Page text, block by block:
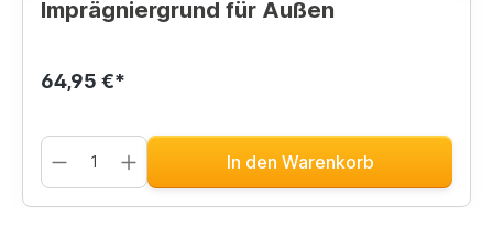
Imprägniergrund für Außen
64,95 €*
In den Warenkorb